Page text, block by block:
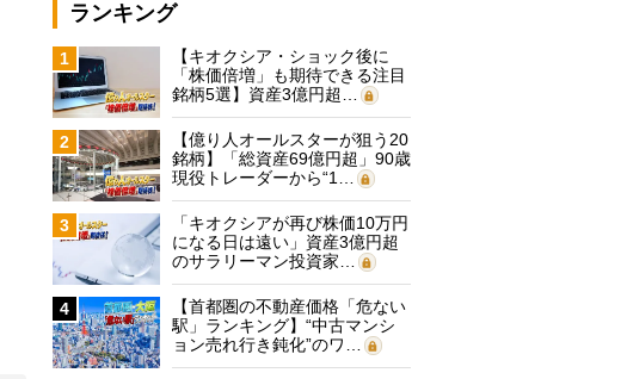
ランキング
1
【キオクシア・ショック後に
「株価倍増」も期待できる注目
銘柄5選】資産3億円超…
2
【億り人オールスターが狙う20
銘柄】「総資産69億円超」90歳
現役トレーダーから“1…
3
「キオクシアが再び株価10万円
になる日は遠い」資産3億円超
のサラリーマン投資家…
4
【首都圏の不動産価格「危ない
駅」ランキング】“中古マンシ
ョン売れ行き鈍化”のワ…